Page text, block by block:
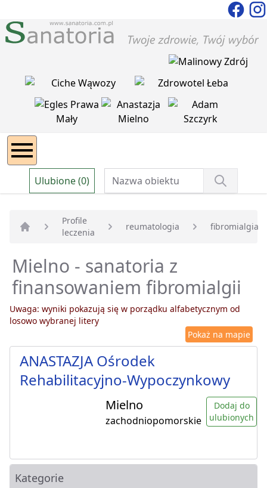
Ulubione (0)
Strona główna
Profile
leczenia
reumatologia fibromialgia
Mielno - sanatoria z
finansowaniem fibromialgii
Uwaga: wyniki pokazują się w porządku alfabetycznym od
losowo wybranej litery
Pokaż na mapie
ANASTAZJA Ośrodek
Rehabilitacyjno-Wypoczynkowy
Mielno
zachodniopomorskie
Dodaj do
ulubionych
Kategorie